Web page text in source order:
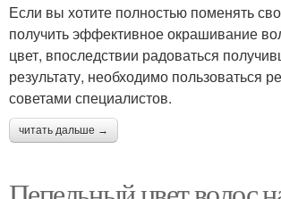
Если вы хотите полностью поменять
получить эффективное окрашивание
цвет, впоследствии радоваться
результату, необходимо пользоваться
советами специалистов.
читать дальше →